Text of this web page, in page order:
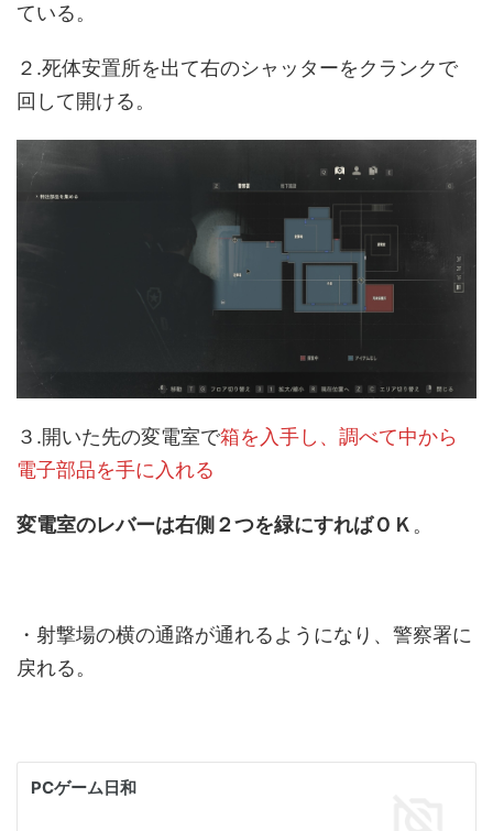
ている。
２.死体安置所を出て右のシャッターをクランクで
回して開ける。
３.開いた先の変電室で箱を入手し、調べて中から
電子部品を手に入れる
変電室のレバーは右側２つを緑にすればＯＫ 。
・射撃場の横の通路が通れるようになり、警察署に
戻れる。